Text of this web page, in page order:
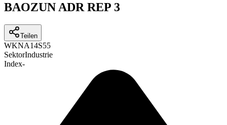
BAOZUN ADR REP 3
Teilen
WKNA14S55
SektorIndustrie
Index-